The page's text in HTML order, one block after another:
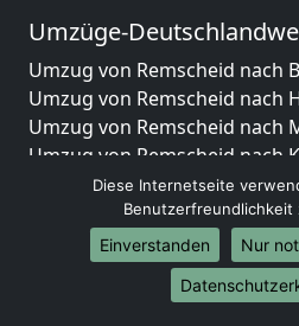
Umzüge-
Umzug von Remscheid nach
Umzug von Remscheid nach
Umzug von Remscheid nach
Umzug von Remscheid nach
Umzug von Remscheid nach
Umzug von Remscheid nach
Umzug von Remscheid nach
Umzug von Remscheid nach
Umzug von Remscheid nach
Diese Internetseite
Benutzerfreundlichkeit
Einverstanden
Nur